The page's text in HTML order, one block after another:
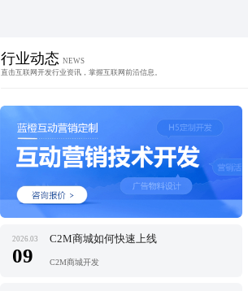
行业动态 NEWS
直击互联网开发行业资讯，掌握互联网前沿信息。
2026.03
09
C2M商城如何快速上线
C2M商城开发